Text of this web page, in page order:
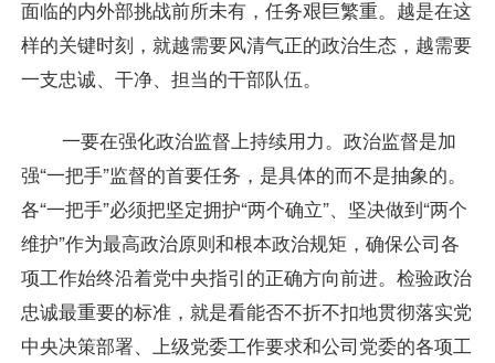
面临的内外部挑战前所未有，任务艰巨繁重。越是在这
样的关键时刻，就越需要风清气正的政治生态，越需要
一支忠诚、干净、担当的干部队伍。
一要在强化政治监督上持续用力。政治监督是加
强“一把手”监督的首要任务，是具体的而不是抽象的。
各“一把手”必须把坚定拥护“两个确立”、坚决做到“两个
维护”作为最高政治原则和根本政治规矩，确保公司各
项工作始终沿着党中央指引的正确方向前进。检验政治
忠诚最重要的标准，就是看能否不折不扣地贯彻落实党
中央决策部署、上级党委工作要求和公司党委的各项工